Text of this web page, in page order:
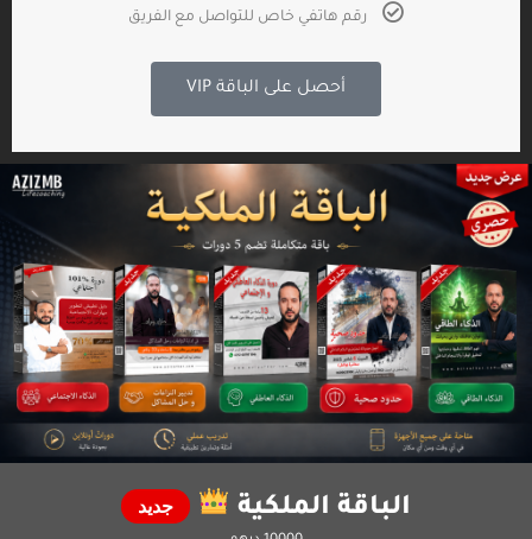
رقم هاتفي خاص للتواصل مع الفريق
أحصل على الباقة VIP
الباقة الملكية جديد